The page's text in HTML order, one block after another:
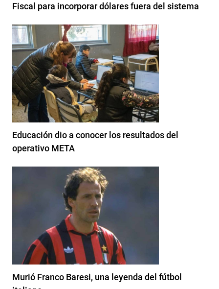
Fiscal para incorporar dólares fuera del sistema
Educación dio a conocer los resultados del
operativo META
Murió Franco Baresi, una leyenda del fútbol